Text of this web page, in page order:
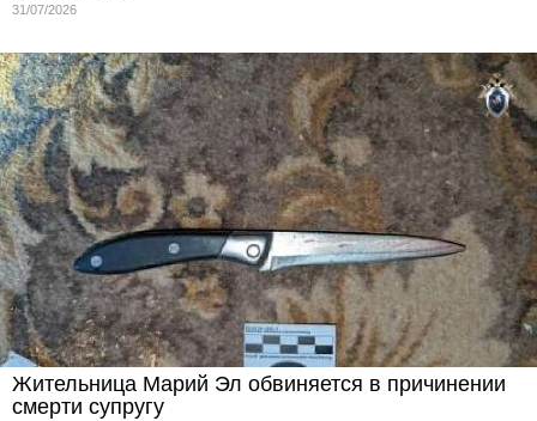
31/07/2026
Жительница Марий Эл обвиняется в причинении
смерти супругу